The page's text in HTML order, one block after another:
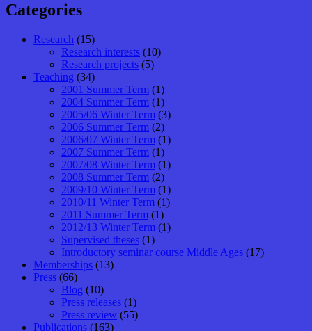
Categories
Research (15)
Research interests (10)
Research projects (5)
Teaching (34)
2001 Summer Term (1)
2004 Summer Term (1)
2005/06 Winter Term (3)
2006 Summer Term (2)
2006/07 Winter Term (1)
2007 Summer Term (1)
2007/08 Winter Term (1)
2008 Summer Term (2)
2009/10 Winter Term (1)
2010/11 Winter Term (1)
2011 Summer Term (1)
2012/13 Winter Term (1)
Supervised theses (1)
Introductory seminar course Middle Ages (17)
Memberships (13)
Press (66)
Blog (10)
Press releases (1)
Press review (55)
Publications (163)